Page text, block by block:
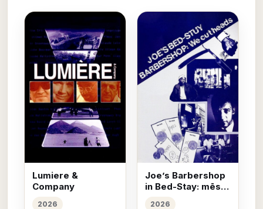
Lumiere &
Company
2026
Joe’s Barbershop
in Bed-Stay: mēs
2026